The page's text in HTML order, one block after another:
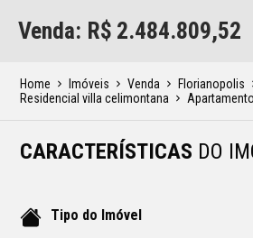
Venda: R$ 2.484.809,52
Home Imóveis Venda Florianopolis
Residencial villa celimontana
Apartamento
CARACTERÍSTICAS DO
Tipo do Imóvel